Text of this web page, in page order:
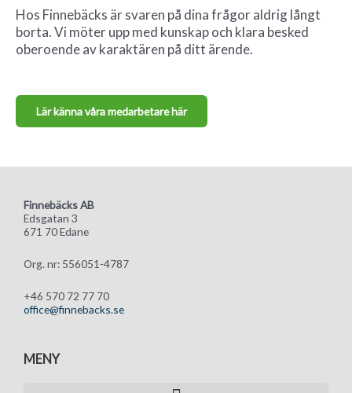
Hos Finnebäcks är svaren på dina frågor aldrig långt
borta. Vi möter upp med kunskap och klara besked
oberoende av karaktären på ditt ärende.
Lär känna våra medarbetare här
Finnebäcks AB
Edsgatan 3
671 70 Edane
Org. nr: 556051-4787
+46 570 72 77 70
office@finnebacks.se
MENY